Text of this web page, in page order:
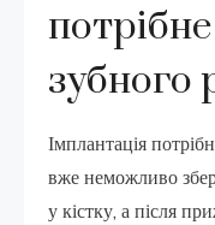
зубного
Імплантація
вже неможливо
у кістку, а після